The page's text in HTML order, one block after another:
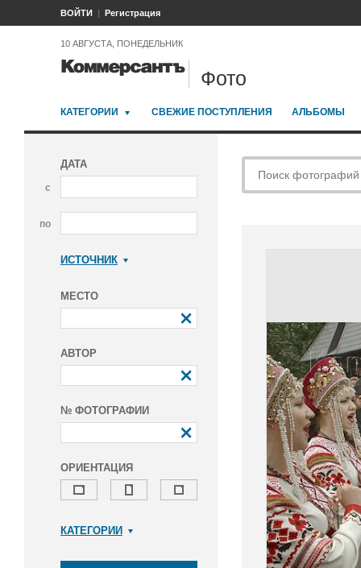
ВОЙТИ Регистрация
10 АВГУСТА, ПОНЕДЕЛЬНИК
Фото
КАТЕГОРИИ СВЕЖИЕ ПОСТУПЛЕНИЯ АЛЬБОМЫ
ДАТА
с
по
ИСТОЧНИК
МЕСТО
АВТОР
№ ФОТОГРАФИИ
ОРИЕНТАЦИЯ
КАТЕГОРИИ